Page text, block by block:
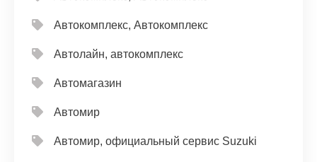
Автокомплекс, Автокомплекс
Автолайн, автокомплекс
Автомагазин
Автомир
Автомир, официальный сервис Suzuki